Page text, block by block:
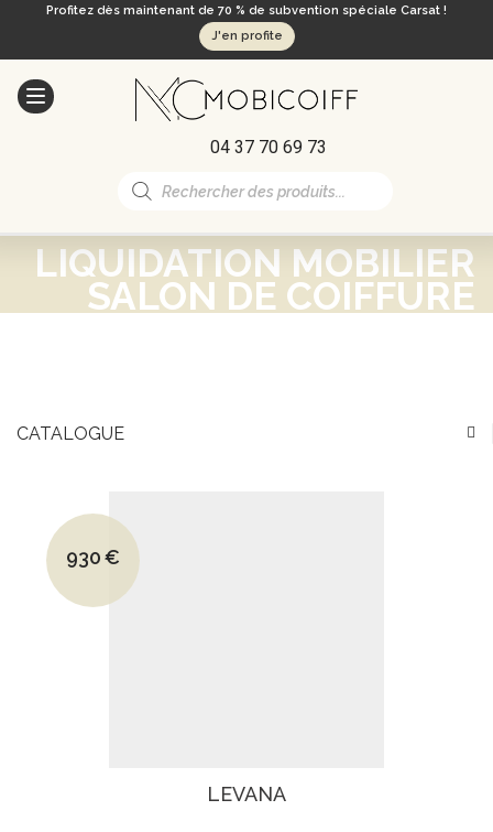
Profitez dès maintenant de 70 % de subvention spéciale Carsat !
J'en profite
04 37 70 69 73
Recherche
de
LIQUIDATION MOBILIER
SALON DE COIFFURE
CATALOGUE
Le prix initial était : 1440€.
930€
Le prix actuel est : 930€.
LEVANA